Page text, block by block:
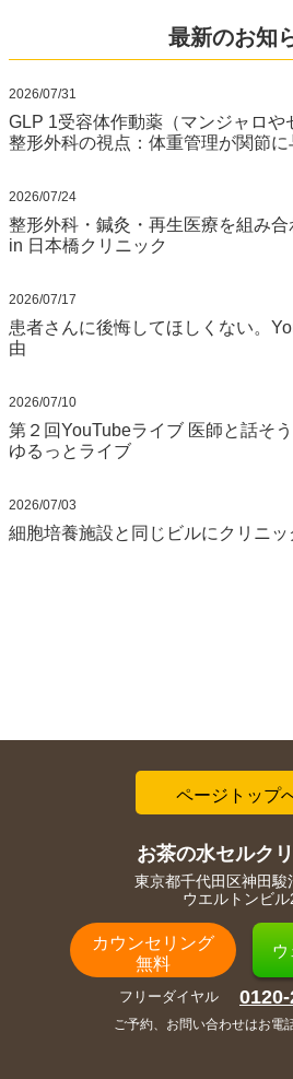
最新のお知
2026/07/31
GLP 1受容体作動薬（マンジャロや
整形外科の視点：体重管理が関節
2026/07/24
整形外科・鍼灸・再生医療を組み
in 日本橋クリニック
2026/07/17
患者さんに後悔してほしくない。
由
2026/07/10
第２回YouTubeライブ 医師と話そ
ゆるっとライブ
2026/07/03
細胞培養施設と同じビルにクリニ
ページトップ
お茶の水セルク
東京都千代田区神田駿
ウエルトンビル
カウンセリング
無料
ウ
フリーダイヤル
ご予約、お問い合わせはお電